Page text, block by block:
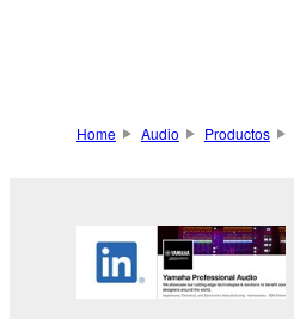
Home Audio Productos